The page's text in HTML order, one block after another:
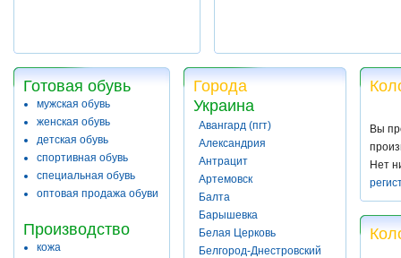
Готовая обувь
мужская обувь
женская обувь
детская обувь
спортивная обувь
специальная обувь
оптовая продажа обуви
Производство
кожа
Города
Украина
Авангард (пгт)
Александрия
Антрацит
Артемовск
Балта
Барышевка
Белая Церковь
Белгород-Днестровский
Вы
Нет